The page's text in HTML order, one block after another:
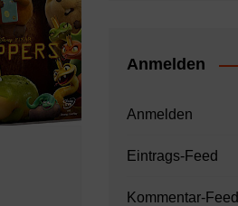
Anmelden
Anmelden
Eintrags-Feed
Kommentar-Feed